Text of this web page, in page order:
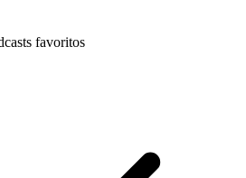
favoritos